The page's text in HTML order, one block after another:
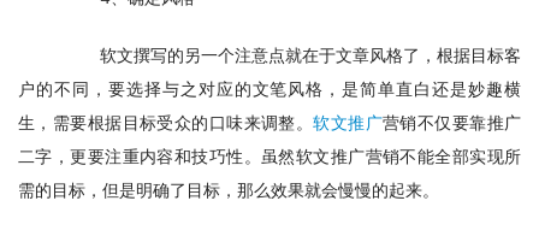
软文撰写的另一个注意点就在于文章风格了，根据目标客
户的不同，要选择与之对应的文笔风格，是简单直白还是妙趣横
生，需要根据目标受众的口味来调整。软文推广营销不仅要靠推广
二字，更要注重内容和技巧性。虽然软文推广营销不能全部实现所
需的目标，但是明确了目标，那么效果就会慢慢的起来。